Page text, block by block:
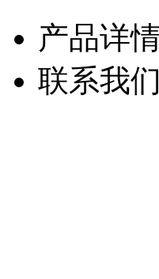
产品详
联系我们